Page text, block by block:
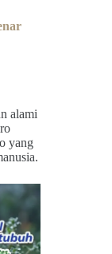
alami
yang